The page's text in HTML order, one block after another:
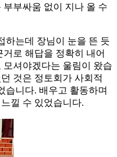
부싸움 없이 지나 올 수
하는데 장님이 눈을 뜬 듯
로 해답을 정확히 내어
셔야겠다는 울림이 왔습
것은 정토회가 사회적
습니다. 배우고 활동하며
낄 수 있었습니다.